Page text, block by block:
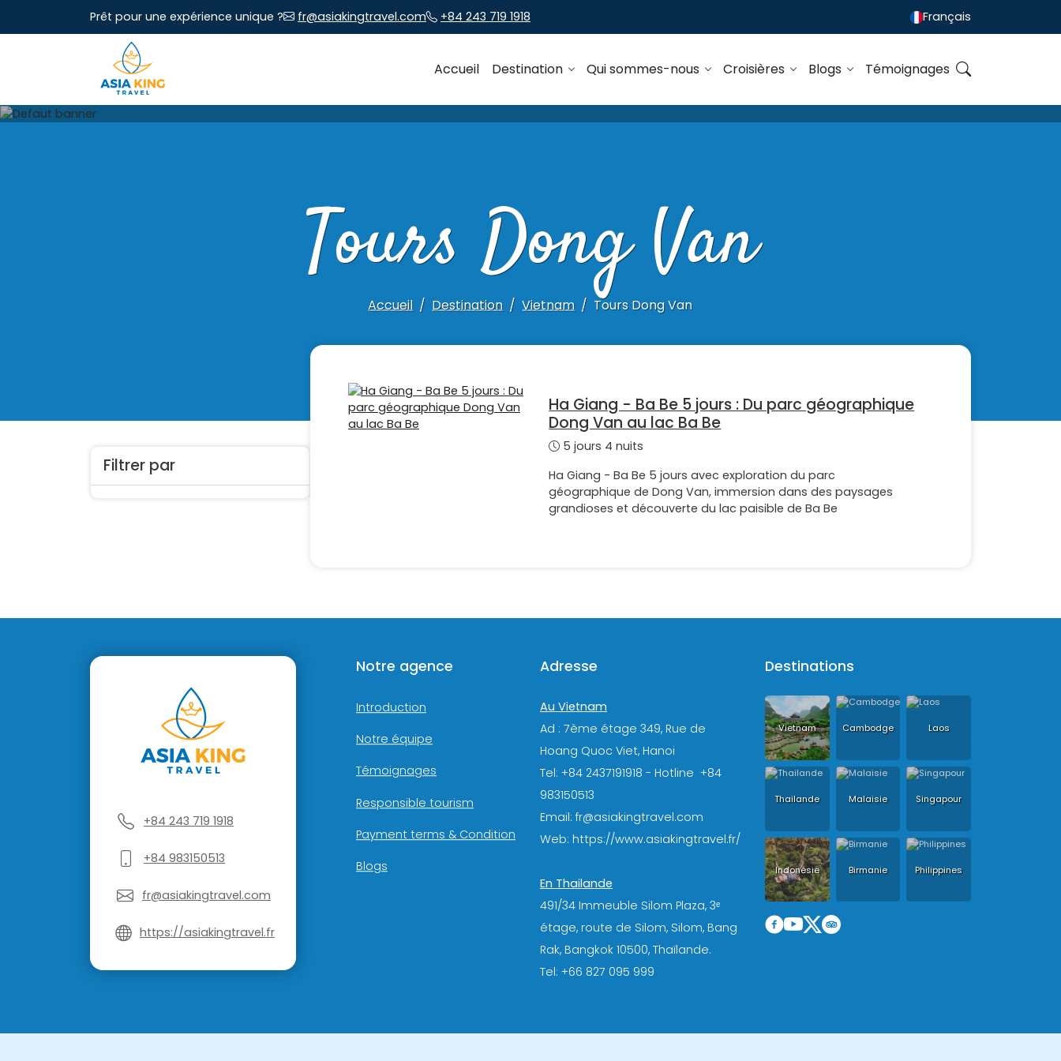
Prêt pour une expérience unique ? fr@asiakingtravel.com +84 243 719 1918 Français
Accueil Destination Qui sommes-nous Croisières Blogs Témoignages
Tours Dong Van
Accueil Destination Vietnam Tours Dong Van
Filtrer par
Ha Giang - Ba Be 5 jours : Du parc géographique
Dong Van au lac Ba Be
5 jours 4 nuits
Ha Giang - Ba Be 5 jours avec exploration du parc
géographique de Dong Van, immersion dans des paysages
grandioses et découverte du lac paisible de Ba Be
+84 243 719 1918
+84 983150513
fr@asiakingtravel.com
https://asiakingtravel.fr
Notre agence
Introduction
Notre équipe
Témoignages
Responsible tourism
Payment terms & Condition
Blogs
Adresse
Au Vietnam
Ad : 7ème étage 349, Rue de
Hoang Quoc Viet, Hanoi
Tel: +84 2437191918 - Hotline +84
983150513
Email: fr@asiakingtravel.com
Web: https://www.asiakingtravel.fr/
En Thailande
491/34 Immeuble Silom Plaza, 3ᵉ
étage, route de Silom, Silom, Bang
Rak, Bangkok 10500, Thaïlande.
Tel: +66 827 095 999
Destinations
Vietnam Cambodge Laos
Thailande Malaisie Singapour
Indonésie Birmanie Philippines